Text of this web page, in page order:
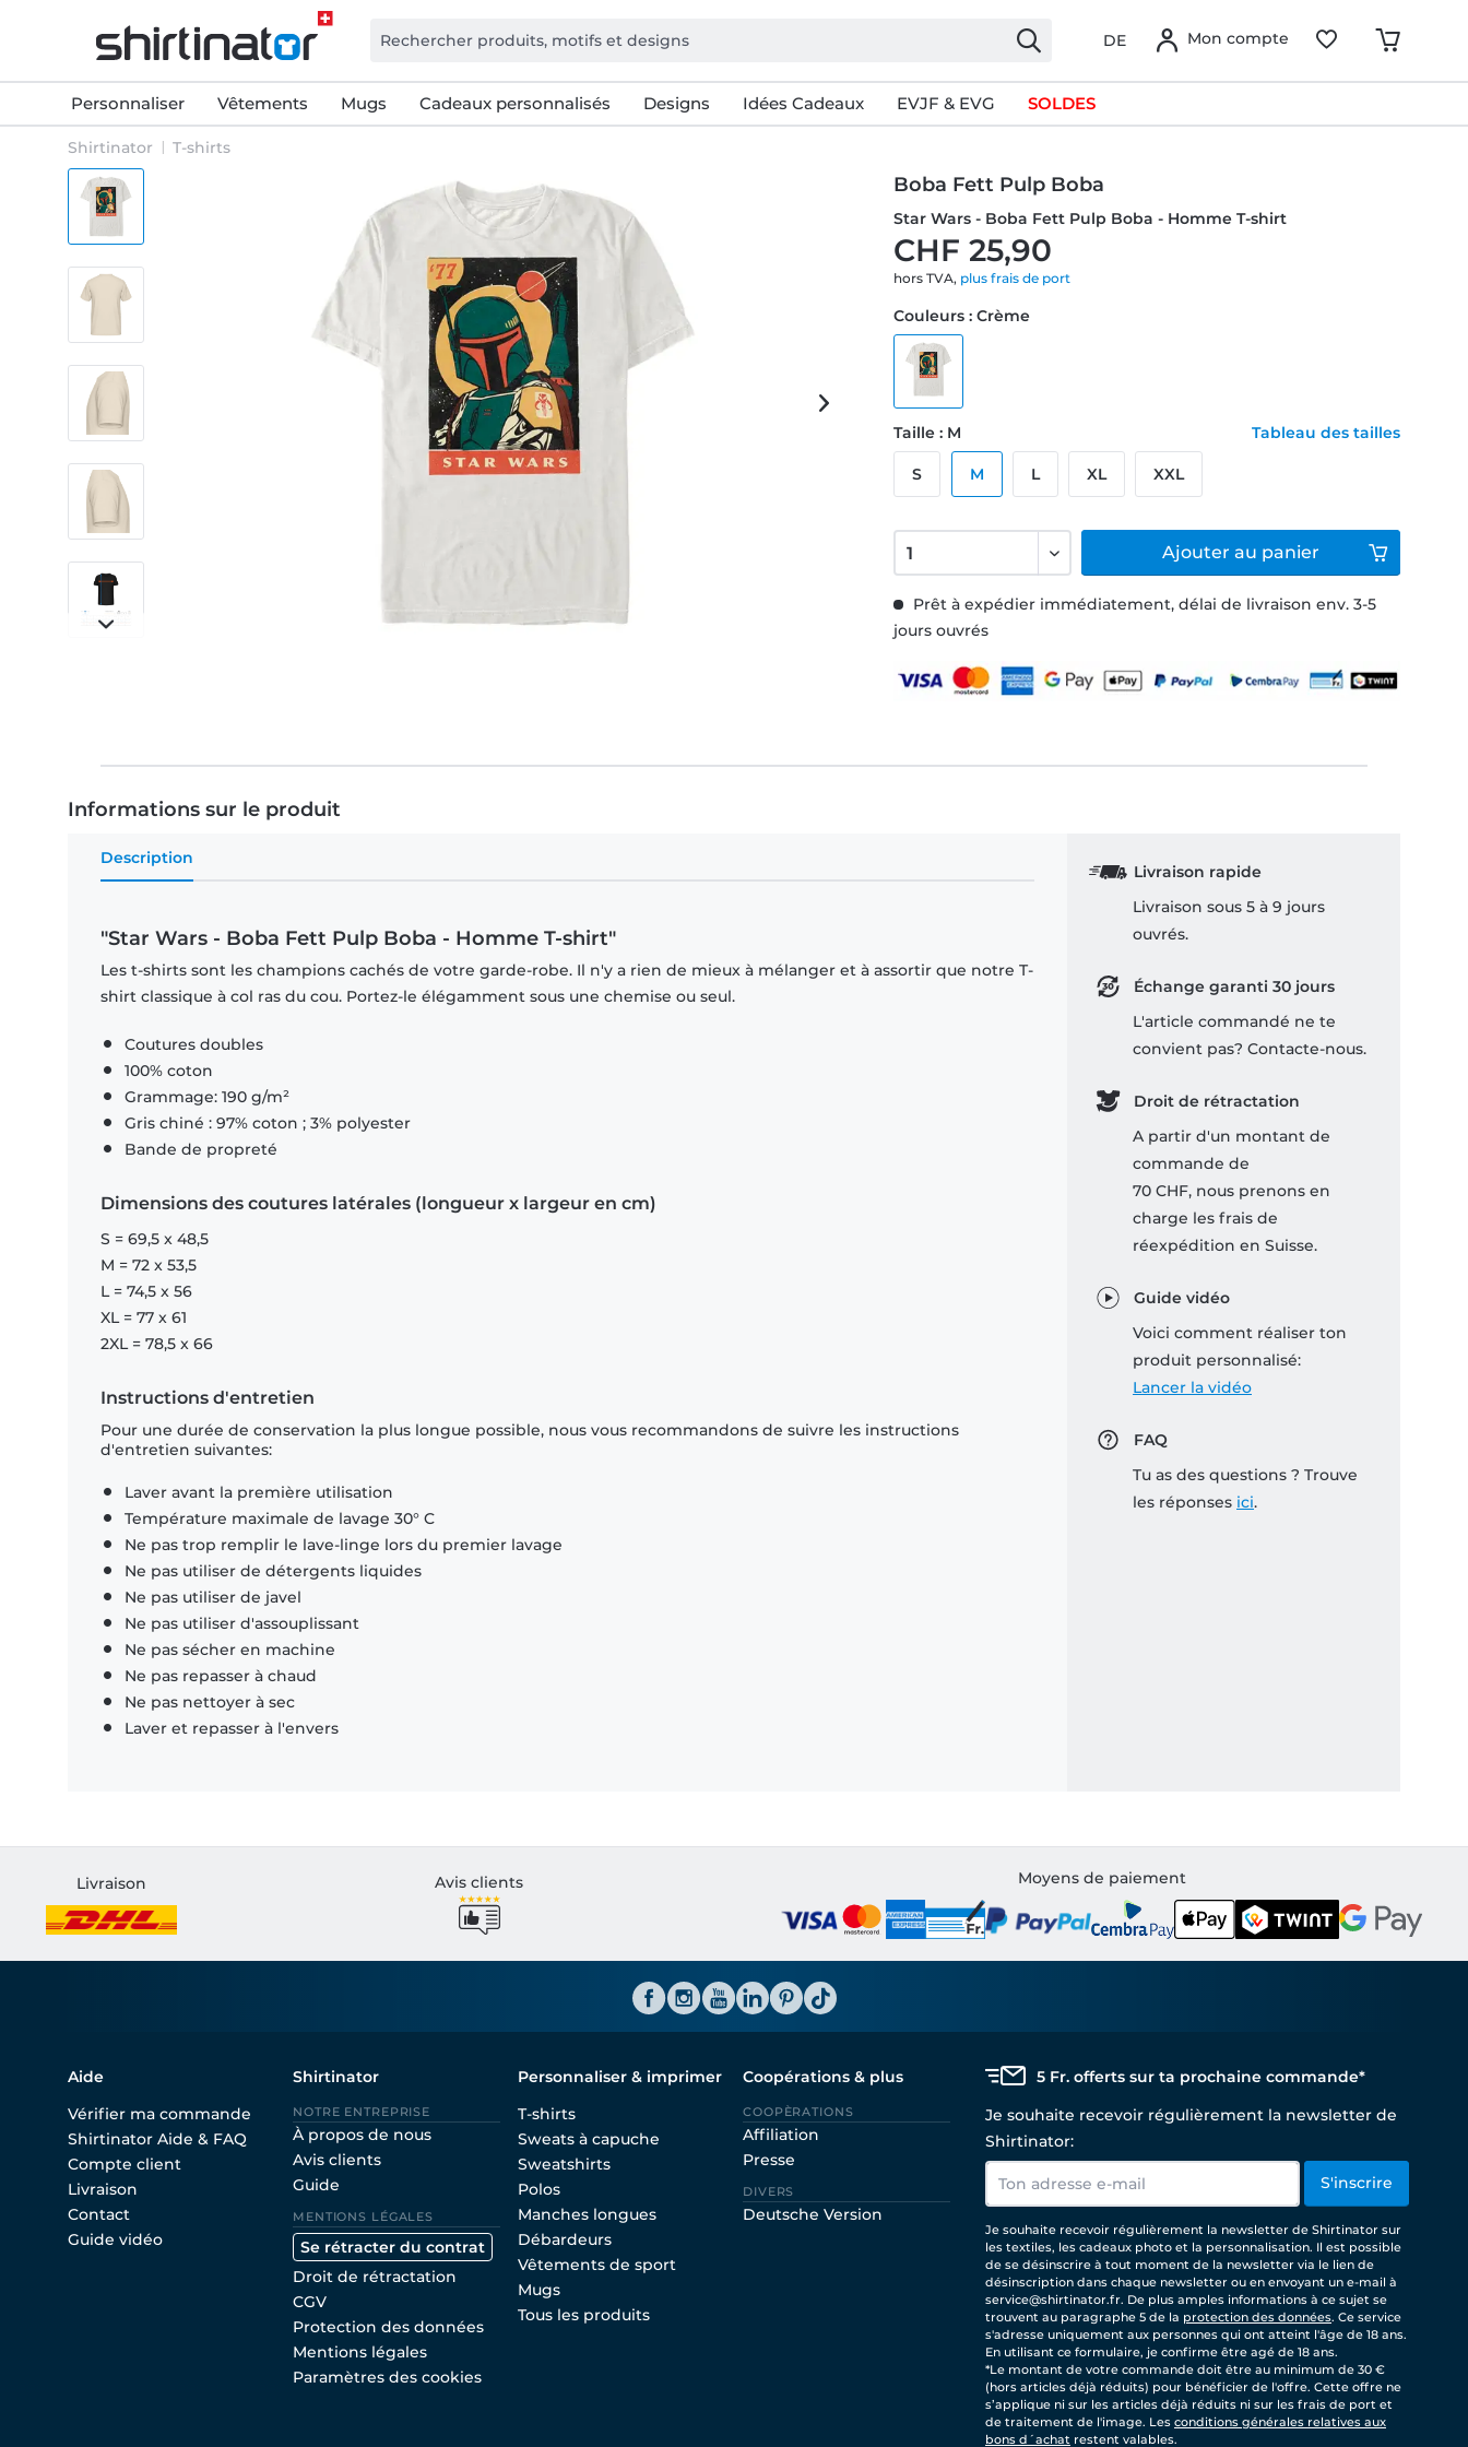
DE Mon compte
Personnaliser Vêtements Mugs Cadeaux personnalisés Designs Idées Cadeaux EVJF & EVG SOLDES
Shirtinator T-shirts
Boba Fett Pulp Boba
Star Wars - Boba Fett Pulp Boba - Homme T-shirt
CHF 25,90
hors TVA, plus frais de port
Prêt à expédier immédiatement, délai de livraison env. 3-5
jours ouvrés
Couleurs : Crème
Taille : M Tableau des tailles
S M L XL XXL
Ajouter au panier
Informations sur le produit
Description
"Star Wars - Boba Fett Pulp Boba - Homme T-shirt"
Les t-shirts sont les champions cachés de votre garde-robe. Il n'y a rien de mieux à mélanger et à assortir que notre T-
shirt classique à col ras du cou. Portez-le élégamment sous une chemise ou seul.
Coutures doubles
100% coton
Grammage: 190 g/m²
Gris chiné : 97% coton ; 3% polyester
Bande de propreté
Dimensions des coutures latérales (longueur x largeur en cm)
S = 69,5 x 48,5
M = 72 x 53,5
L = 74,5 x 56
XL = 77 x 61
2XL = 78,5 x 66
Instructions d'entretien
Pour une durée de conservation la plus longue possible, nous vous recommandons de suivre les instructions
d'entretien suivantes:
Laver avant la première utilisation
Température maximale de lavage 30° C
Ne pas trop remplir le lave-linge lors du premier lavage
Ne pas utiliser de détergents liquides
Ne pas utiliser de javel
Ne pas utiliser d'assouplissant
Ne pas sécher en machine
Ne pas repasser à chaud
Ne pas nettoyer à sec
Laver et repasser à l'envers
Livraison rapide
Livraison sous 5 à 9 jours
ouvrés.
Échange garanti 30 jours
L'article commandé ne te
convient pas? Contacte-nous.
Droit de rétractation
A partir d'un montant de
commande de
70 CHF, nous prenons en
charge les frais de
réexpédition en Suisse.
Guide vidéo
Voici comment réaliser ton
produit personnalisé:
Lancer la vidéo
FAQ
Tu as des questions ? Trouve
les réponses ici.
Livraison Avis clients Moyens de paiement
Aide
Vérifier ma commande
Shirtinator Aide & FAQ
Compte client
Livraison
Contact
Guide vidéo
Shirtinator
NOTRE ENTREPRISE
À propos de nous
Avis clients
Guide
MENTIONS LÉGALES
Se rétracter du contrat
Droit de rétractation
CGV
Protection des données
Mentions légales
Paramètres des cookies
Personnaliser & imprimer
T-shirts
Sweats à capuche
Sweatshirts
Polos
Manches longues
Débardeurs
Vêtements de sport
Mugs
Tous les produits
Coopérations & plus
COOPÈRATIONS
Affiliation
Presse
DIVERS
Deutsche Version
5 Fr. offerts sur ta prochaine commande*
Je souhaite recevoir régulièrement la newsletter de
Shirtinator:
S'inscrire
Je souhaite recevoir régulièrement la newsletter de Shirtinator sur
les textiles, les cadeaux photo et la personnalisation. Il est possible
de se désinscrire à tout moment de la newsletter via le lien de
désinscription dans chaque newsletter ou en envoyant un e-mail à
service@shirtinator.fr. De plus amples informations à ce sujet se
trouvent au paragraphe 5 de la protection des données. Ce service
s'adresse uniquement aux personnes qui ont atteint l'âge de 18 ans.
En utilisant ce formulaire, je confirme être agé de 18 ans.
*Le montant de votre commande doit être au minimum de 30 €
(hors articles déjà réduits) pour bénéficier de l'offre. Cette offre ne
s’applique ni sur les articles déjà réduits ni sur les frais de port et
de traitement de l'image. Les conditions générales relatives aux
bons d´achat restent valables.